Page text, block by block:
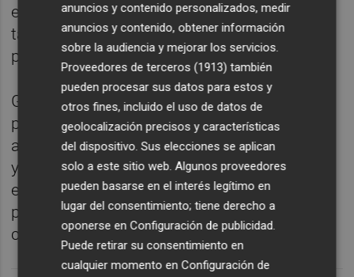
el desarrollo interno y el reconocimiento del
talento dentro de su equipo de
profesionales.
GB Consultores es una consultora que
presta sus servicios desde hace más de 35
años en el ámbito financiero, tributario, legal
y de empresa familiar, buscando siempre la
excelencia y la calidad en todos los
proyectos desarrollados, desde un
compromiso de cercanía al cliente.
anuncios y contenido personalizados, medir
anuncios y contenido, obtener información
sobre la audiencia y mejorar los servicios.
Proveedores de terceros (1913) también
pueden procesar sus datos para estos y
otros fines, incluido el uso de datos de
geolocalización precisos y características
del dispositivo. Sus elecciones se aplican
solo a este sitio web. Algunos proveedores
pueden basarse en el interés legítimo en
lugar del consentimiento; tiene derecho a
oponerse enConfiguración de publicidad.
Puede retirar su consentimiento en
cualquier momento enConfiguración de